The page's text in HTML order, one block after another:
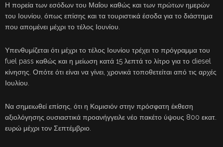
Η πορεία των εσόδων του Μαΐου καθώς και των πρώτων ημερών
του Ιουνίου, όπως επίσης και τα τουριστικά έσοδα για το διάστημα
που απομένει μέχρι το τέλος Ιουνίου.
Υπενθυμίζεται ότι μέχρι το τέλος Ιουνίου τρέχει το πρόγραμμα του
fuel pass καθώς και η μείωση κατά 15 λεπτά το λίτρο για το diesel
κίνησης. Οπότε ότι είναι να γίνει, χρονικά τοποθετείται από τις αρχές
Ιουλίου.
Να σημειωθεί επίσης, ότι η Κομισιόν στην πρόσφατη έκθεση
αξιολόγησης ουσιαστικά προανήγγειλε νέο πακέτο ύψους 800 εκατ.
ευρώ μέχρι τον Σεπτέμβριο.